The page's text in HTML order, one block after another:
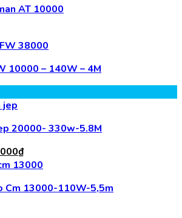
AT 10000
10000 – 140W – 4M
20000- 330w-5.8M
₫Giá
hiện
là:
Cm 13000-110W-5,5m